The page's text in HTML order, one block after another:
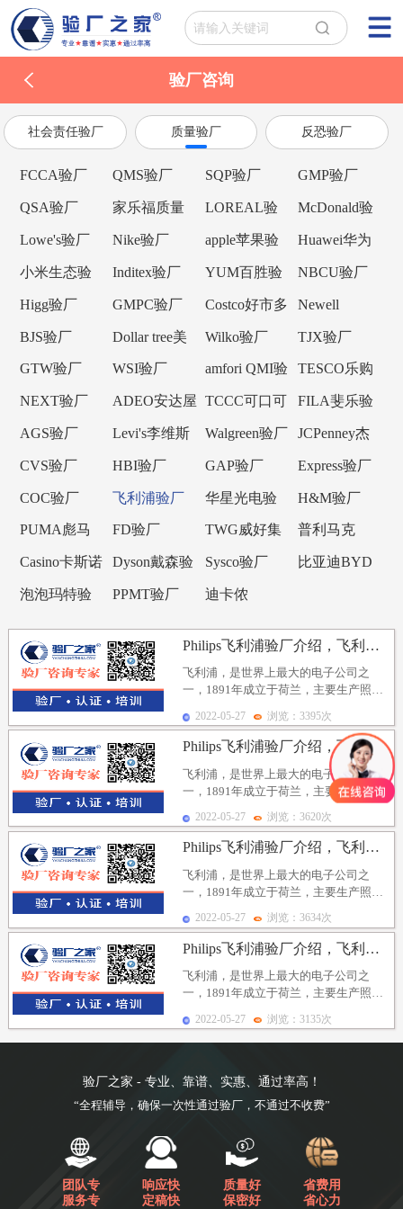
验厂咨询
社会责任验厂 质量验厂 反恐验厂
FCCA验厂 QMS验厂 SQP验厂 GMP验厂
QSA验厂
家乐福质量
验厂
LOREAL验
厂
McDonald验
厂
Lowe's验厂 Nike验厂
apple苹果验
厂
Huawei华为
验厂
小米生态验
厂
Inditex验厂
YUM百胜验
厂
NBCU验厂
Higg验厂 GMPC验厂
Costco好市多
验厂
Newell
Brands纽威验
厂
BJS验厂
Dollar tree美
元树验厂
Wilko验厂 TJX验厂
GTW验厂 WSI验厂
amfori QMI验
厂
TESCO乐购
验厂
NEXT验厂
ADEO安达屋
验厂
TCCC可口可
乐验厂
FILA斐乐验
厂
AGS验厂
Levi's李维斯
验厂
Walgreen验厂
JCPenney杰
西潘尼验厂
CVS验厂 HBI验厂 GAP验厂 Express验厂
COC验厂 飞利浦验厂
华星光电验
厂
H&M验厂
PUMA彪马
验厂
FD验厂
TWG威好集
团验厂
普利马克
Primark验厂
Casino卡斯诺
验厂
Dyson戴森验
厂
Sysco验厂
比亚迪BYD
泡泡玛特验
PPMT验厂
迪卡侬
厂
Philips飞利浦验厂介绍，飞利浦验厂审核文件清单...
飞利浦，是世界上最大的电子公司之
一，1891年成立于荷兰，主要生产照
发展成为一家大型跨...
2022-05-27 浏览：3395次
Philips飞利浦验厂介绍，飞利浦验厂审核文件清单...
飞利浦，是世界上最大的电子公司之
一，1891年成立于荷兰，主要生产照
明、家庭电器、医疗系统。飞利浦现已
发展成为一家大型跨...
2022-05-27 浏览：3620次
Philips飞利浦验厂介绍，飞利浦验厂审核结果及飞...
飞利浦，是世界上最大的电子公司之
一，1891年成立于荷兰，主要生产照
发展成为一家大型跨...
2022-05-27 浏览：3634次
Philips飞利浦验厂介绍，飞利浦验厂审核类型及飞...
飞利浦，是世界上最大的电子公司之
一，1891年成立于荷兰，主要生产照
发展成为一家大型跨...
2022-05-27 浏览：3135次
验厂之家 - 专业、靠谱、实惠、通过率高！
“全程辅导，确保一次性通过验厂，不通过不收费”
团队专
服务专
响应快
定稿快
质量好
保密好
省费用
省心力